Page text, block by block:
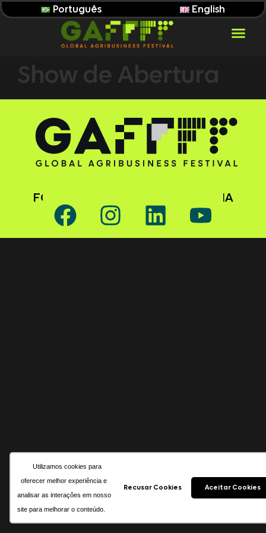
Utilizamos cookies para
oferecer melhor experiência e
analisar as interações em nosso
site para melhorar o conteúdo.
Recusar Cookies Aceitar Cookies
Português English
Show de Abertura
FOLLOW GAFFFF ON SOCIAL MEDIA